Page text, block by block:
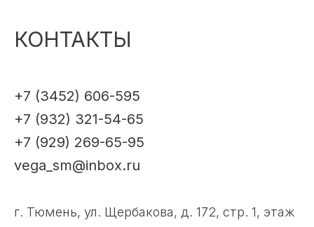
КОНТАКТЫ
+7 (3452) 606-595
+7 (932) 321-54-65
+7 (929) 269-65-95
vega_sm@inbox.ru
г. Тюмень, ул. Щербакова, д. 172, стр. 1, этаж